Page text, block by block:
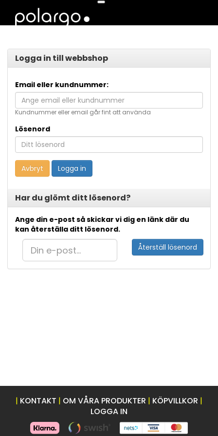
Logga in till webbshop
Email eller kundnummer:
Kundnummer eller email går fint att använda
Lösenord
Avbryt Logga in
Har du glömt ditt lösenord?
Ange din e-post så skickar vi dig en länk där du
kan återställa ditt lösenord.
Återställ lösenord
| KONTAKT | OM VÅRA PRODUKTER | KÖPVILLKOR |
LOGGA IN